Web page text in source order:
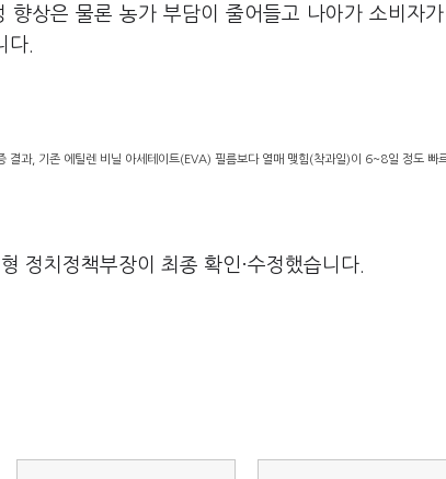
상은 물론 농가 부담이 줄어들고 나아가 소비자
다.
과, 기존 에틸렌 비닐 아세테이트(EVA) 필름보다 열매 맺힘(착과일)이 6~8일 정도 빠
정치정책부장이 최종 확인·수정했습니다.